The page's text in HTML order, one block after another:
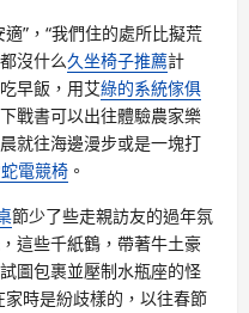
”，“我們住的處所比擬荒
沒什么久坐椅子推薦計
早飯，用艾綠的系統傢俱
戰書可以出往體驗農家樂
就往海邊漫步或是一塊打
電競椅 。
節少了些走親訪友的過年氛
這些千紙鶴，帶著牛土豪
圖包裹並壓制水瓶座的怪
時是紛歧樣的，以往春節